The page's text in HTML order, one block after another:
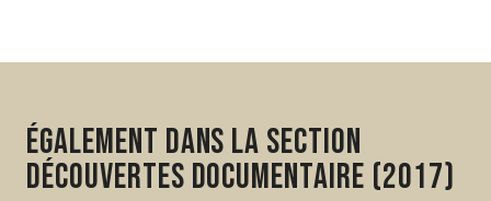
Également dans la section
Découvertes Documentaire (2017)